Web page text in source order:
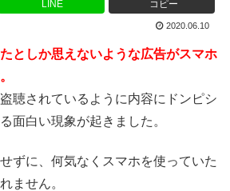
LINE コピー
2020.06.10
としか思えないような広告がスマホ
聴されているように内容にドンピシ
面白い現象が起きました。
ずに、何気なくスマホを使っていた
ません。